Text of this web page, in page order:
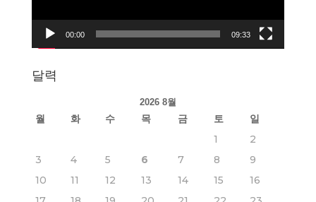
00:00 09:33
달력
2026 8월
월 화 수 목 금 토
일
1
2
3
4 5 6 7 8
9
10
11 12 13 14 15
16